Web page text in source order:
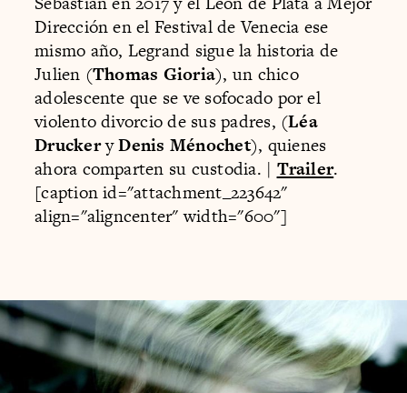
Dirección en el Festival de Venecia ese
mismo año, Legrand sigue la historia de
Julien (Thomas Gioria), un chico
adolescente que se ve sofocado por el
violento divorcio de sus padres, (Léa
DruckeryDenis Ménochet), quienes
ahora comparten su custodia. | Trailer.
[caption id="attachment_223642"
align="aligncenter" width="600"]